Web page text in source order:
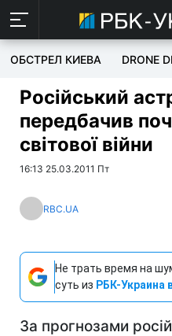
ОБСТРЕЛ КИЕВА DRONE
Російський
передбачив
світової війни
16:13 25.03.2011 Пт
RBC.UA
Не трать время на
суть из РБК-Украина
За прогнозами